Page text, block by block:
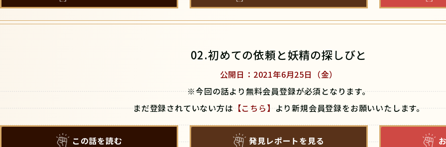
02.初めての依頼と妖精の探しびと
公開日：2021年6月25日（金）
※今回の話より無料会員登録が必須となります。
まだ登録されていない方は【こちら】より新規会員登録をお願いいたします。
この話を読む 発見レポートを見る